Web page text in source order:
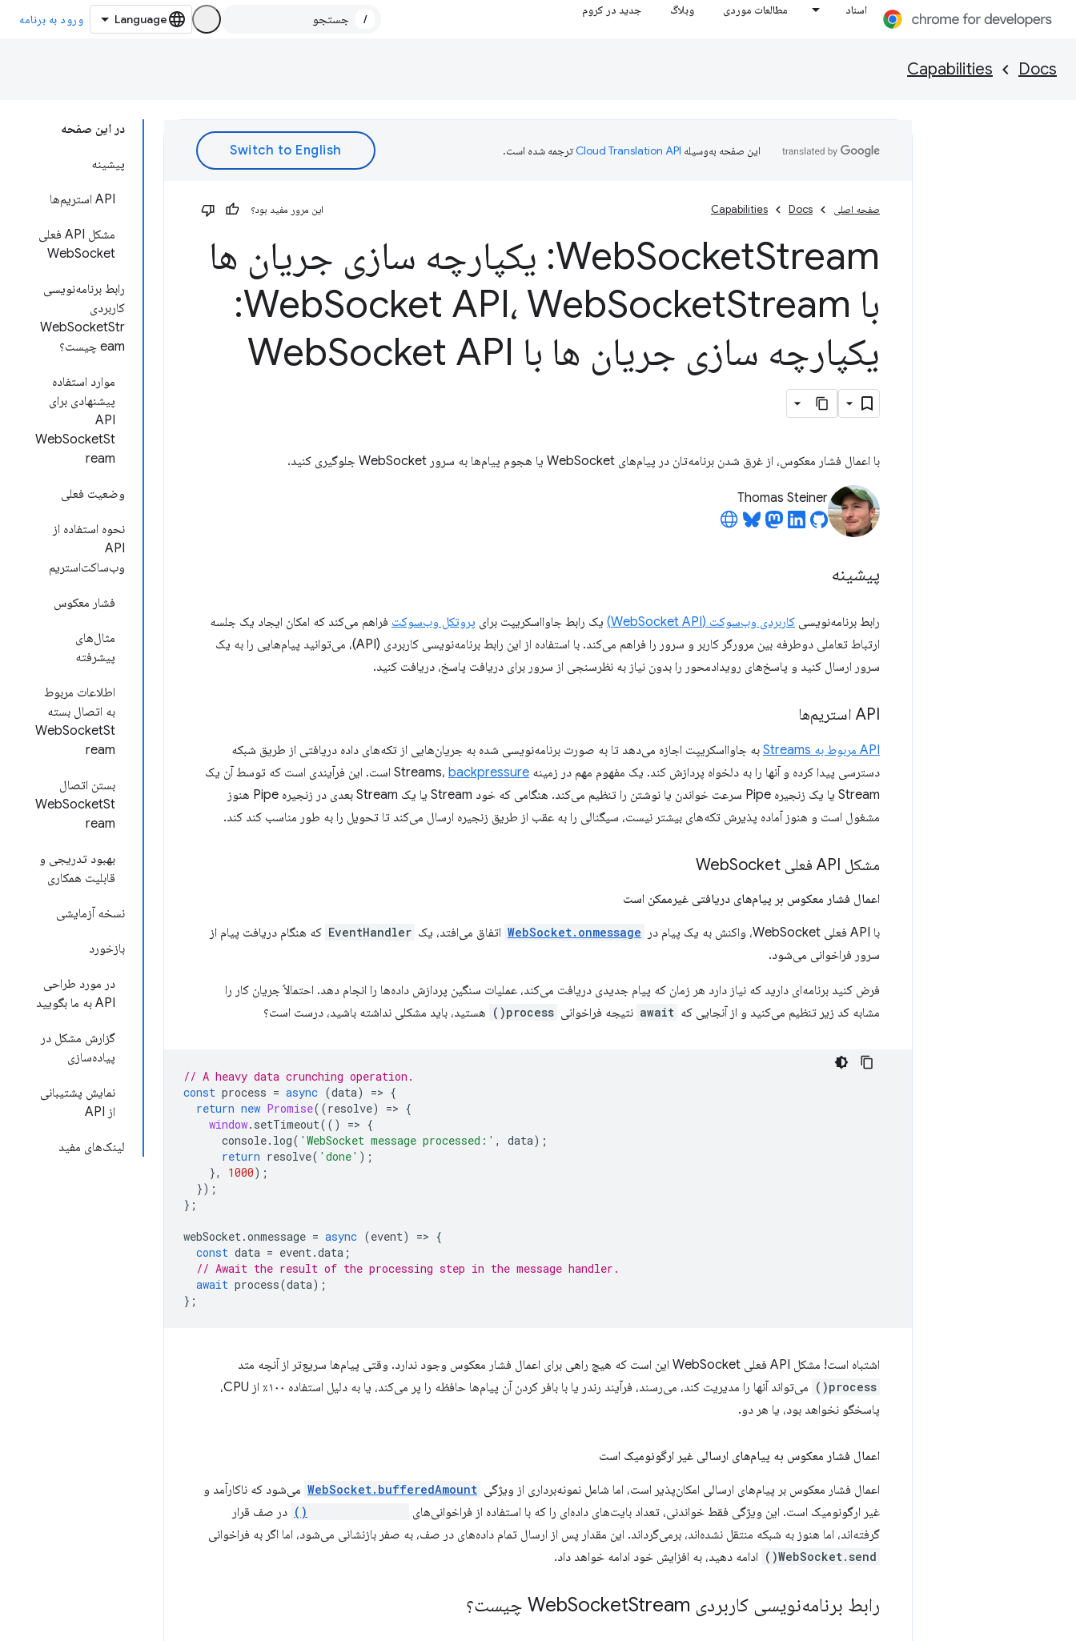
اسناد مطالعات موردی وبلاگ جدید در کروم
/ ورود به برنامه
Docs
Capabilities
در این صفحه
پیشینه
API استریم‌ها
مشکل API فعلی
WebSocket
رابط برنامه‌نویسی
کاربردی
WebSocketStr
eam چیست؟
موارد استفاده
پیشنهادی برای
API
WebSocketSt
ream
وضعیت فعلی
نحوه استفاده از
API
وب‌ساکت‌استریم
فشار معکوس
مثال‌های
پیشرفته
اطلاعات مربوط
به اتصال بسته
WebSocketSt
ream
بستن اتصال
WebSocketSt
ream
بهبود تدریجی و
قابلیت همکاری
نسخه آزمایشی
بازخورد
در مورد طراحی
API به ما بگویید
گزارش مشکل در
پیاده‌سازی
نمایش پشتیبانی
از API
لینک‌های مفید
این صفحه به‌وسیله ترجمه شده است.
صفحه اصلی Docs
Capabilities این مرور مفید بود؟
WebSocket
Stream: یکپارچه سازی جریان ها
با Web
Socket API، WebSocket
Stream:
یکپارچه سازی جریان ها با Web Socket API
با اعمال فشار معکوس، از غرق شدن برنامه‌تان در پیام‌های WebSocket یا هجوم پیام‌ها به سرور WebSocket جلوگیری کنید.
Thomas Steiner
پیشینه
رابط برنامه‌نویسی کاربردی وب‌سوکت (WebSocket API) یک رابط جاوااسکریپت برای پروتکل وب‌سوکت فراهم می‌کند که امکان ایجاد یک جلسه
ارتباط تعاملی دوطرفه بین مرورگر کاربر و سرور را فراهم می‌کند. با استفاده از این رابط برنامه‌نویسی کاربردی (API)، می‌توانید پیام‌هایی را به یک
سرور ارسال کنید و پاسخ‌های رویدادمحور را بدون نیاز به نظرسنجی از سرور برای دریافت پاسخ، دریافت کنید.
API استریم‌ها
API مربوط به Streams
به جاوااسکریپت اجازه می‌دهد تا به صورت برنامه‌نویسی شده به جریان‌هایی از تکه‌های داده دریافتی از طریق شبکه
دسترسی پیدا کرده و آنها را به دلخواه پردازش کند. یک مفهوم مهم در زمینه Streams، backpressure
است. این فرآیندی است که توسط آن یک
Stream یا یک زنجیره Pipe سرعت خواندن یا نوشتن را تنظیم می‌کند. هنگامی که خود Stream یا یک Stream بعدی در زنجیره Pipe هنوز
مشغول است و هنوز آماده پذیرش تکه‌های بیشتر نیست، سیگنالی را به عقب از طریق زنجیره ارسال می‌کند تا تحویل را به طور مناسب کند کند.
مشکل API فعلی Web Socket
اعمال فشار معکوس بر پیام‌های دریافتی غیرممکن است
با API فعلی WebSocket، واکنش به یک پیام در WebSocket.onmessage اتفاق می‌افتد، یک EventHandler که هنگام دریافت پیام از
سرور فراخوانی می‌شود.
فرض کنید برنامه‌ای دارید که نیاز دارد هر زمان که پیام جدیدی دریافت می‌کند، عملیات سنگین پردازش داده‌ها را انجام دهد. احتمالاً جریان کار را
مشابه کد زیر تنظیم می‌کنید و از آنجایی که await نتیجه فراخوانی process() هستید، باید مشکلی نداشته باشید، درست است؟
// A heavy data crunching operation.
const process = async (data) => {
return new Promise((resolve) => {
window. setTimeout(() => {
console. log( 'WebSocket message processed:' , data);
return resolve( 'done' );
},
1000);
});
};
webSocket.onmessage = async (event) => {
const data = event.data ;
// Await the result of the processing step in the message handler.
await process(data);
};
اشتباه است! مشکل API فعلی WebSocket این است که هیچ راهی برای اعمال فشار معکوس وجود ندارد. وقتی پیام‌ها سریع‌تر از آنچه متد
process()
می‌تواند آنها را مدیریت کند، می‌رسند، فرآیند رندر یا با بافر کردن آن پیام‌ها حافظه را پر می‌کند، یا به دلیل استفاده ۱۰۰٪ از CPU،
پاسخگو نخواهد بود، یا هر دو.
اعمال فشار معکوس به پیام‌های ارسالی غیر ارگونومیک است
اعمال فشار معکوس بر پیام‌های ارسالی امکان‌پذیر است، اما شامل نمونه‌برداری از ویژگی WebSocket.bufferedAmount می‌شود که ناکارآمد و
غیر ارگونومیک است. این ویژگی فقط خواندنی، تعداد بایت‌های داده‌ای را که با استفاده از فراخوانی‌های
در صف قرار
گرفته‌اند، اما هنوز به شبکه منتقل نشده‌اند، برمی‌گرداند. این مقدار پس از ارسال تمام داده‌های در صف، به صفر بازنشانی می‌شود، اما اگر به فراخوانی
WebSocket.send() ادامه دهید، به افزایش خود ادامه خواهد داد.
رابط برنامه‌نویسی کاربردی Web SocketStream چیست؟